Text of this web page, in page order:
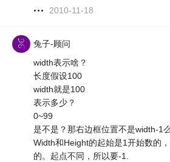
2010-11-18
兔子-顾问
width表示啥？
长度假设100
width就是100
表示多少？
0~99
是不是？那右边框位置不是width-1么
Width和Height的起始是1开始数的
的。起点不同，所以要-1.